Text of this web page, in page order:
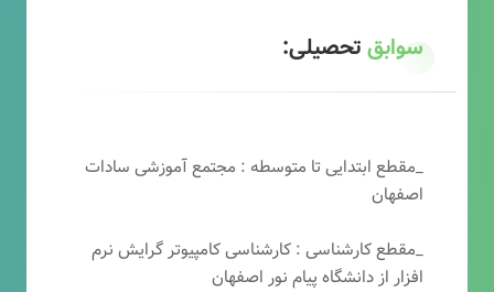
سوابقتحصیلی:
_مقطع ابتدایی تا متوسطه : مجتمع آموزشی سادات
اصفهان
_مقطع کارشناسی : کارشناسی کامپیوتر گرایش نرم
افزار از دانشگاه پیام نور اصفهان